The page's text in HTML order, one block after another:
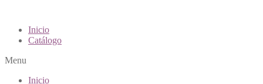
Inicio
Catálogo
Menu
Inicio